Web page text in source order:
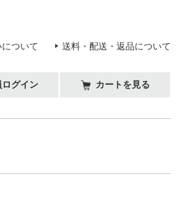
ついて 送料・配送・返品について
ログイン カートを見る